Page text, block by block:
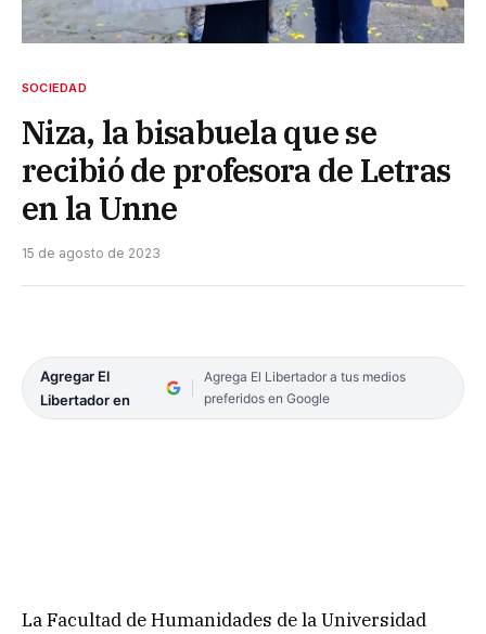
SOCIEDAD
Niza, la bisabuela que se
recibió de profesora de Letras
en la Unne
15 de agosto de 2023
Agregar El
Libertador en
Agrega El Libertador a tus medios
preferidos en Google
La Facultad de Humanidades de la Universidad